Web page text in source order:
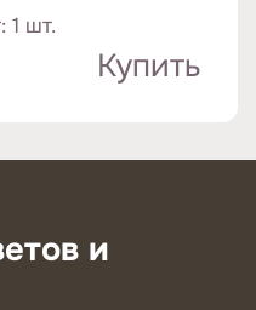
1 шт.
Купить
и